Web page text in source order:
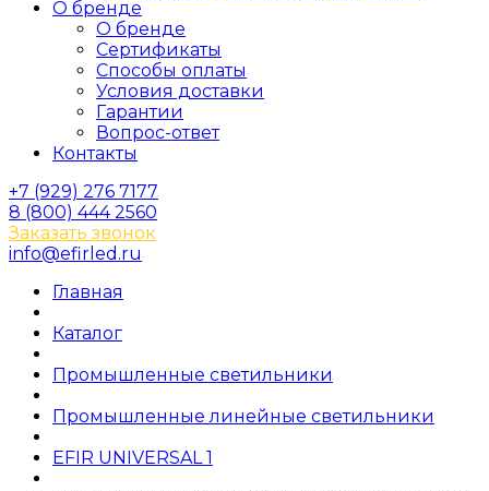
О бренде
О бренде
Сертификаты
Способы оплаты
Условия доставки
Гарантии
Вопрос-ответ
Контакты
+7 (929) 276 7177
8 (800) 444 2560
Заказать звонок
info@efirled.ru
Главная
Каталог
Промышленные светильники
Промышленные линейные светильники
EFIR UNIVERSAL 1